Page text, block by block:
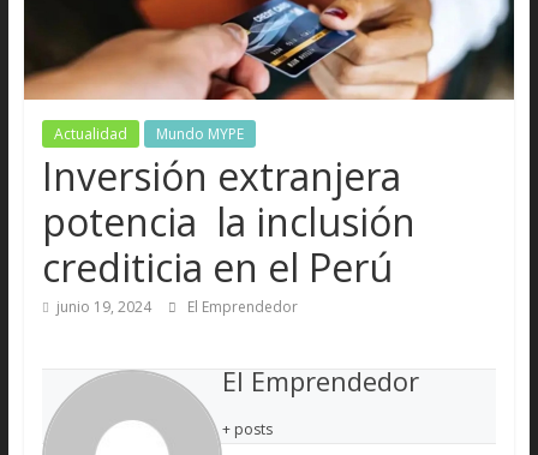
Actualidad Mundo MYPE
Inversión extranjera
potencia la inclusión
crediticia en el Perú
junio 19, 2024 El Emprendedor
El Emprendedor
+ posts